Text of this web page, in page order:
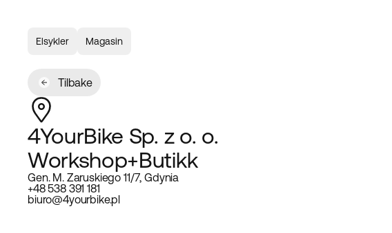
Elsykler Magasin
Tilbake
4YourBike Sp. z o. o.
Workshop+Butikk
Gen. M. Zaruskiego 11/7, Gdynia
+48 538 391 181
biuro@4yourbike.pl